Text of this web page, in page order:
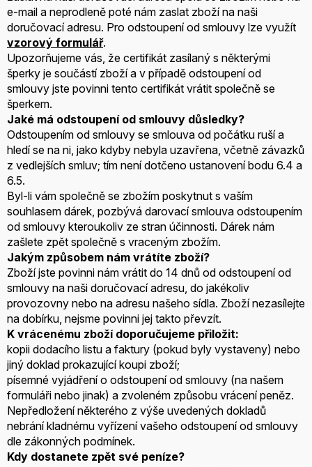
e-mail a neprodleně poté nám zaslat zboží na naši
doručovací adresu. Pro odstoupení od smlouvy lze využít
vzorový formulář.
Upozorňujeme vás, že certifikát zasílaný s některými
šperky je součástí zboží a v případě odstoupení od
smlouvy jste povinni tento certifikát vrátit společně se
šperkem.
Jaké má odstoupení od smlouvy důsledky?
Odstoupením od smlouvy se smlouva od počátku ruší a
hledí se na ni, jako kdyby nebyla uzavřena, včetně závazků
z vedlejších smluv; tím není dotčeno ustanovení bodu 6.4 a
6.5.
Byl-li vám společně se zbožím poskytnut s vaším
souhlasem dárek, pozbývá darovací smlouva odstoupením
od smlouvy kteroukoliv ze stran účinnosti. Dárek nám
zašlete zpět společně s vraceným zbožím.
Jakým způsobem nám vrátíte zboží?
Zboží jste povinni nám vrátit do 14 dnů od odstoupení od
smlouvy na naši doručovací adresu, do jakékoliv
provozovny nebo na adresu našeho sídla. Zboží nezasílejte
na dobírku, nejsme povinni jej takto převzít.
K vrácenému zboží doporučujeme přiložit:
kopii dodacího listu a faktury (pokud byly vystaveny) nebo
jiný doklad prokazující koupi zboží;
písemné vyjádření o odstoupení od smlouvy (na našem
formuláři nebo jinak) a zvoleném způsobu vrácení peněz.
Nepředložení některého z výše uvedených dokladů
nebrání kladnému vyřízení vašeho odstoupení od smlouvy
dle zákonných podmínek.
Kdy dostanete zpět své peníze?